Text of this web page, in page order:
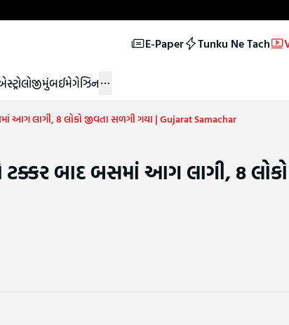
E-Paper Tunku Ne Tach
મુંબઈમેગેઝિન
આગ લાગી, 8 લોકો જીવતા સળગી ગયા | Gujarat Samachar
ટક્કર બાદ બસમાં આગ લાગી, 8